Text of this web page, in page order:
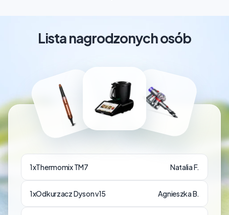
Lista nagrodzonych osób
1xThermomix TM7 Natalia F.
1xOdkurzacz Dyson v15 Agnieszka B.